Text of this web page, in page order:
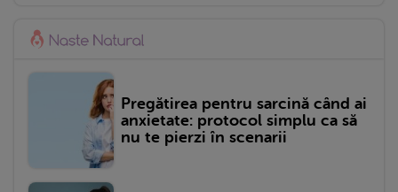
Pregătirea pentru sarcină când ai
anxietate: protocol simplu ca să
nu te pierzi în scenarii